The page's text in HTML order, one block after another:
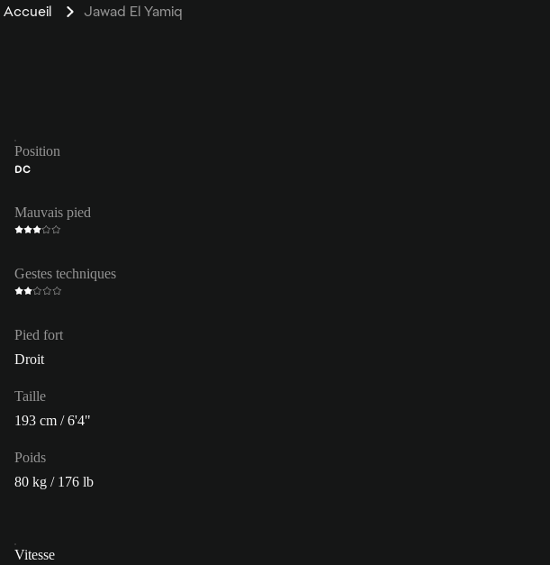
Accueil Jawad El Yamiq
Position
DC
Mauvais pied
Gestes techniques
Pied fort
Droit
Taille
193 cm / 6'4"
Poids
80 kg / 176 lb
Vitesse